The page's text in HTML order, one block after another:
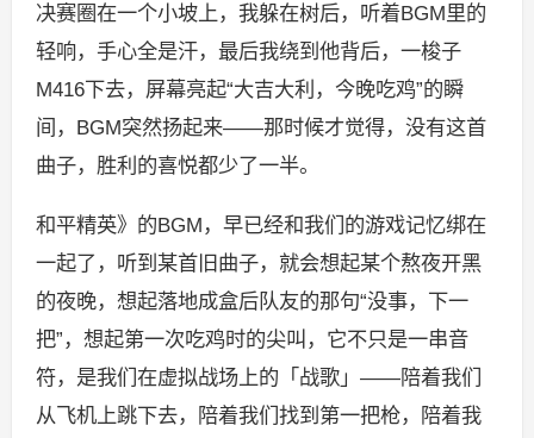
决赛圈在一个小坡上，我躲在树后，听着BGM里的
轻响，手心全是汗，最后我绕到他背后，一梭子
M416下去，屏幕亮起“大吉大利，今晚吃鸡”的瞬
间，BGM突然扬起来——那时候才觉得，没有这首
曲子，胜利的喜悦都少了一半。
和平精英》的BGM，早已经和我们的游戏记忆绑在
一起了，听到某首旧曲子，就会想起某个熬夜开黑
的夜晚，想起落地成盒后队友的那句“没事，下一
把”，想起第一次吃鸡时的尖叫，它不只是一串音
符，是我们在虚拟战场上的「战歌」——陪着我们
从飞机上跳下去，陪着我们找到第一把枪，陪着我